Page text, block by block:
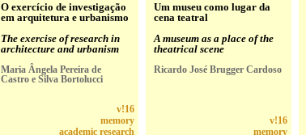
O exercício de investigação
em arquitetura e urbanismo
The exercise of research in
architecture and urbanism
Maria Ângela Pereira de
Castro e Silva Bortolucci
v!16
memory
academic research
Um museu como lugar da
cena teatral
A museum as a place of the
theatrical scene
Ricardo José Brugger Cardoso
v!16
memory